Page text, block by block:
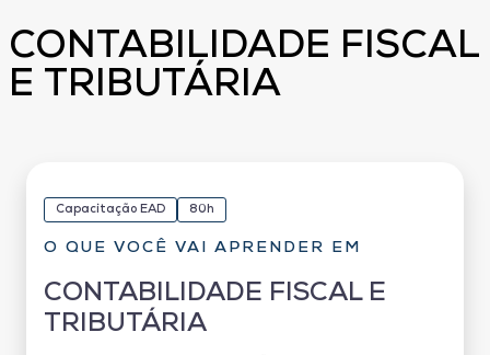
CONTABILIDADE FISCAL
E TRIBUTÁRIA
Capacitação EAD 80h
O QUE VOCÊ VAI APRENDER EM
CONTABILIDADE FISCAL E
TRIBUTÁRIA